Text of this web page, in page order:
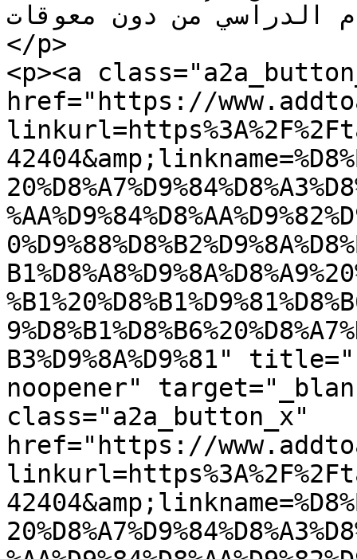
الدراسي من دون معوقات.
</p>
<p><a
href="https://
B3%D9%8A%D9%81"
noopener"
class="a2a_button_x"
href="https://